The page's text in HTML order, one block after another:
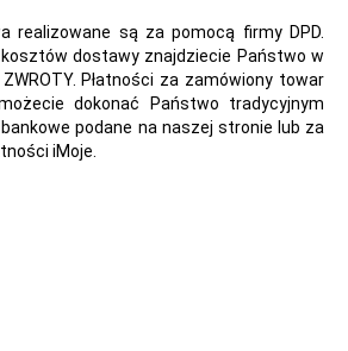
realizowane są za pomocą firmy DPD.
kosztów dostawy znajdziecie Państwo w
ZWROTY. Płatności za zamówiony towar
dokonać Państwo tradycyjnym
podane na naszej stronie lub za
iMoje.